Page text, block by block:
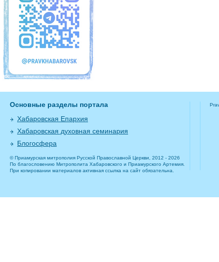
Основные разделы портала
Хабаровская Епархия
Хабаровская духовная семинария
Блогосфера
© Приамурская митрополия Русской Православной Церкви, 2012 - 2026
По благословению Митрополита Хабаровского и Приамурского Артемия.
При копировании материалов активная ссылка на сайт обязательна.